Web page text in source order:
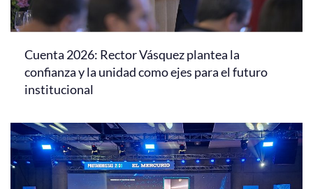
Cuenta 2026: Rector Vásquez plantea la
confianza y la unidad como ejes para el futuro
institucional